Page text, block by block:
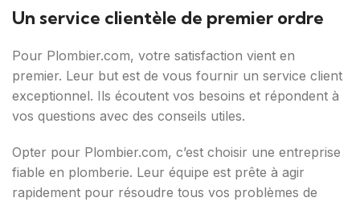
Un service clientèle de premier ordre
Pour Plombier.com, votre satisfaction vient en
premier. Leur but est de vous fournir un service client
exceptionnel. Ils écoutent vos besoins et répondent à
vos questions avec des conseils utiles.
Opter pour Plombier.com, c’est choisir une entreprise
fiable en plomberie. Leur équipe est prête à agir
rapidement pour résoudre tous vos problèmes de